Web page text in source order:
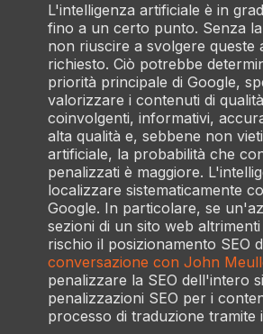
L'intelligenza artificiale è in
fino a un certo punto. Senza
non riuscire a svolgere queste
richiesto. Ciò potrebbe
priorità principale di Google,
valorizzare i contenuti di
coinvolgenti, informativi,
alta qualità e, sebbene non
artificiale, la probabilità che
penalizzati è maggiore.
localizzare sistematicamente
Google. In particolare, se
sezioni di un sito web
rischio il posizionamento SEO
conversazione con John
penalizzare la SEO dell'intero
penalizzazioni SEO per i
processo di traduzione tramite